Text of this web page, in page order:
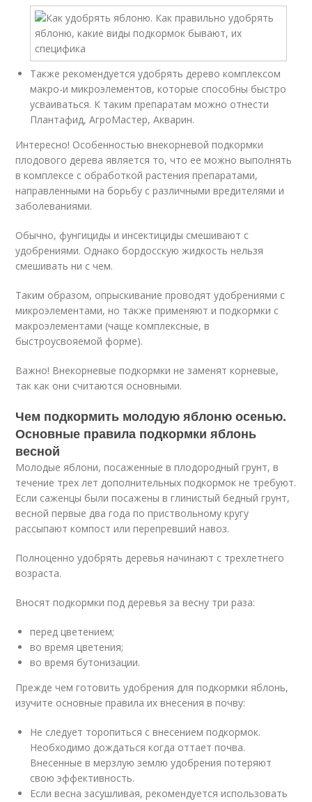
Также рекомендуется удобрять дерево комплексом
макро-и микроэлементов, которые способны быстро
усваиваться. К таким препаратам можно отнести
Плантафид, АгроМастер, Акварин.
Интересно! Особенностью внекорневой подкормки
плодового дерева является то, что ее можно выполнять
в комплексе с обработкой растения препаратами,
направленными на борьбу с различными вредителями и
заболеваниями.
Обычно, фунгициды и инсектициды смешивают с
удобрениями. Однако бордосскую жидкость нельзя
смешивать ни с чем.
Таким образом, опрыскивание проводят удобрениями с
микроэлементами, но также применяют и подкормки с
макроэлементами (чаще комплексные, в
быстроусвояемой форме).
Важно! Внекорневые подкормки не заменят корневые,
так как они считаются основными.
Чем подкормить молодую яблоню осенью.
Основные правила подкормки яблонь
весной
Молодые яблони, посаженные в плодородный грунт, в
течение трех лет дополнительных подкормок не требуют.
Если саженцы были посажены в глинистый бедный грунт,
весной первые два года по приствольному кругу
рассыпают компост или перепревший навоз.
Полноценно удобрять деревья начинают с трехлетнего
возраста.
Вносят подкормки под деревья за весну три раза:
перед цветением;
во время цветения;
во время бутонизации.
Прежде чем готовить удобрения для подкормки яблонь,
изучите основные правила их внесения в почву:
Не следует торопиться с внесением подкормок.
Необходимо дождаться когда оттает почва.
Внесенные в мерзлую землю удобрения потеряют
свою эффективность.
Если весна засушливая, рекомендуется использовать